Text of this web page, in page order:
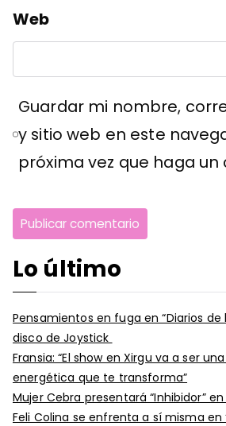
Web
Guardar mi nombre,
y sitio web en este
próxima vez que haga
Lo último
Pensamientos en fuga en “Diarios de
disco de Joystick
Fransia: “El show en Xirgu va a ser
energética que te transforma”
Mujer Cebra presentará “Inhibidor”
Feli Colina se enfrenta a sí misma en